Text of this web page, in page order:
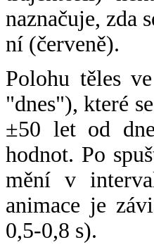
naznačuje, zda
ní (červeně).
Polohu těles
"dnes"), které
±50 let od
hodnot. Po
mění v
animace je
0,5-0,8 s).